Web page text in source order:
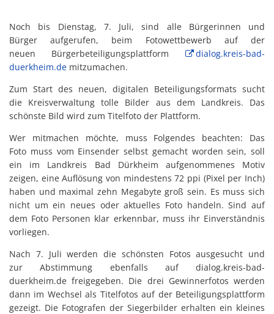
Noch bis Dienstag, 7. Juli, sind alle Bürgerinnen und
Bürger aufgerufen, beim Fotowettbewerb auf der
neuen Bürgerbeteiligungsplattform
dialog.kreis-bad-
duerkheim.de mitzumachen.
Zum Start des neuen, digitalen Beteiligungsformats sucht
die Kreisverwaltung tolle Bilder aus dem Landkreis. Das
schönste Bild wird zum Titelfoto der Plattform.
Wer mitmachen möchte, muss Folgendes beachten: Das
Foto muss vom Einsender selbst gemacht worden sein, soll
ein im Landkreis Bad Dürkheim aufgenommenes Motiv
zeigen, eine Auflösung von mindestens 72 ppi (Pixel per Inch)
haben und maximal zehn Megabyte groß sein. Es muss sich
nicht um ein neues oder aktuelles Foto handeln. Sind auf
dem Foto Personen klar erkennbar, muss ihr Einverständnis
vorliegen.
Nach 7. Juli werden die schönsten Fotos ausgesucht und
zur Abstimmung ebenfalls auf dialog.kreis-bad-
duerkheim.de freigegeben. Die drei Gewinnerfotos werden
dann im Wechsel als Titelfotos auf der Beteiligungsplattform
gezeigt. Die Fotografen der Siegerbilder erhalten ein kleines